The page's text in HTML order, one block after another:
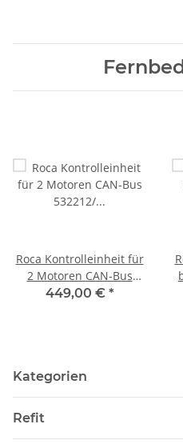
Roca Kontrolleinheit für
2 Motoren CAN-Bus
532212/ 1210058
449,00 € *
Kategorien
Refit